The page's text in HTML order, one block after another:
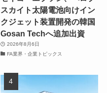
スカイト太陽電池向けイン
クジェット装置開発の韓国
Gosan Techへ追加出資
2026年8月6日
FA業界・企業トピックス